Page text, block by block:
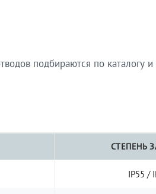
подбираются по каталогу
СТЕПЕНЬ
IP55 /